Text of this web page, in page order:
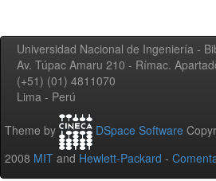
Universidad Nacional de Ingeniería -
Av. Túpac Amaru 210 - Rímac.
(+51) (01) 4811070
Lima - Perú
Theme by DSpace Software
2008 MIT and Hewlett-Packard -